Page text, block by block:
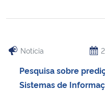
Notícia
Pesquisa sobre
Sistemas de